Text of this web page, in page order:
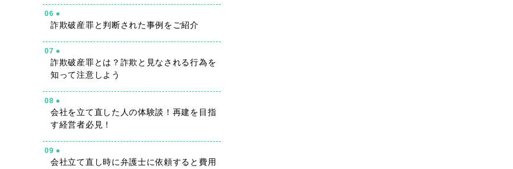
06
詐欺破産罪と判断された事例をご紹介
07
詐欺破産罪とは？詐欺と見なされる行為を
知って注意しよう
08
会社を立て直した人の体験談！再建を目指
す経営者必見！
09
会社立て直し時に弁護士に依頼すると費用